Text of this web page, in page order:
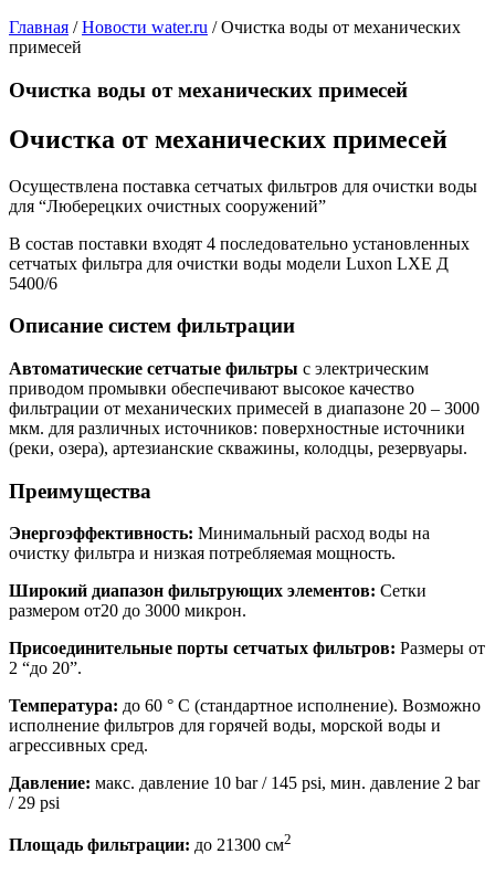
Главная /Новости water.ru /Очистка воды от механических
примесей
Очистка воды от механических примесей
Очистка от механических примесей
Осуществлена поставка сетчатых фильтров для очистки воды
для “Люберецких очистных сооружений”
В состав поставки входят 4 последовательно установленных
сетчатых фильтра для очистки воды модели Luxon LXE Д
5400/6
Описание систем фильтрации
Автоматические сетчатые фильтры с электрическим
приводом промывки обеспечивают высокое качество
фильтрации от механических примесей в диапазоне 20 – 3000
мкм. для различных источников: поверхностные источники
(реки, озера), артезианские скважины, колодцы, резервуары.
Преимущества
Энергоэффективность: Минимальный расход воды на
очистку фильтра и низкая потребляемая мощность.
Широкий диапазон фильтрующих элементов: Сетки
размером от20 до 3000 микрон.
Присоединительные порты сетчатых фильтров: Размеры от
2 “до 20”.
Температура: до 60 ° C (стандартное исполнение). Возможно
исполнение фильтров для горячей воды, морской воды и
агрессивных сред.
Давление: макс. давление 10 bar / 145 psi, мин. давление 2 bar
/ 29 psi
Площадь фильтрации: до 21300 см2